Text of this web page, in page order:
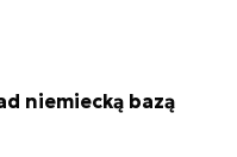
niemiecką bazą